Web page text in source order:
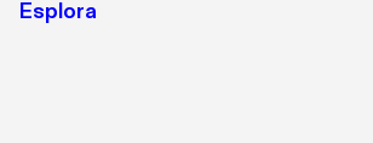
Fino al settembre 2023 è stato
Esplora